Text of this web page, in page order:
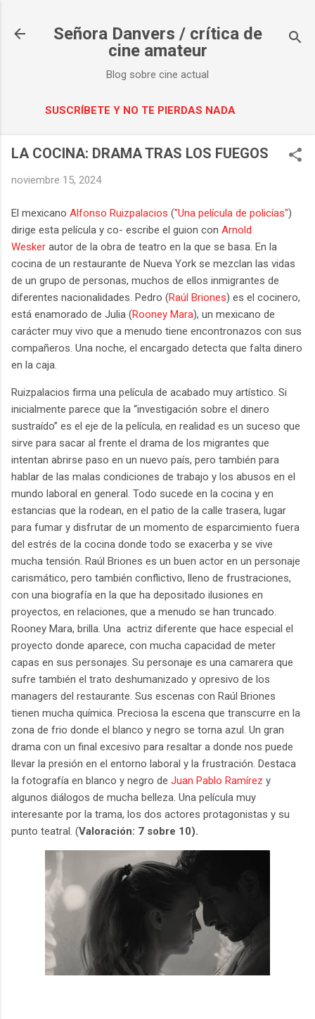
Señora Danvers / crítica de
cine amateur
Blog sobre cine actual
SUSCRÍBETE Y NO TE PIERDAS NADA
LA COCINA: DRAMA TRAS LOS FUEGOS
noviembre 15, 2024
El mexicano Alfonso Ruizpalacios ("Una película de policías")
dirige esta película y co- escribe el guion con Arnold
Wesker autor de la obra de teatro en la que se basa. En la
cocina de un restaurante de Nueva York se mezclan las vidas
de un grupo de personas, muchos de ellos inmigrantes de
diferentes nacionalidades. Pedro (Raúl Briones) es el cocinero,
está enamorado de Julia (Rooney Mara), un mexicano de
carácter muy vivo que a menudo tiene encontronazos con sus
compañeros. Una noche, el encargado detecta que falta dinero
en la caja.
Ruizpalacios firma una película de acabado muy artístico. Si
inicialmente parece que la “investigación sobre el dinero
sustraído” es el eje de la película, en realidad es un suceso que
sirve para sacar al frente el drama de los migrantes que
intentan abrirse paso en un nuevo país, pero también para
hablar de las malas condiciones de trabajo y los abusos en el
mundo laboral en general. Todo sucede en la cocina y en
estancias que la rodean, en el patio de la calle trasera, lugar
para fumar y disfrutar de un momento de esparcimiento fuera
del estrés de la cocina donde todo se exacerba y se vive
mucha tensión. Raúl Briones es un buen actor en un personaje
carismático, pero también conflictivo, lleno de frustraciones,
con una biografía en la que ha depositado ilusiones en
proyectos, en relaciones, que a menudo se han truncado.
Rooney Mara, brilla. Una actriz diferente que hace especial el
proyecto donde aparece, con mucha capacidad de meter
capas en sus personajes. Su personaje es una camarera que
sufre también el trato deshumanizado y opresivo de los
managers del restaurante. Sus escenas con Raúl Briones
tienen mucha química. Preciosa la escena que transcurre en la
zona de frio donde el blanco y negro se torna azul. Un gran
drama con un final excesivo para resaltar a donde nos puede
llevar la presión en el entorno laboral y la frustración. Destaca
la fotografía en blanco y negro de Juan Pablo Ramírez y
algunos diálogos de mucha belleza. Una película muy
interesante por la trama, los dos actores protagonistas y su
punto teatral. (Valoración: 7 sobre 10).